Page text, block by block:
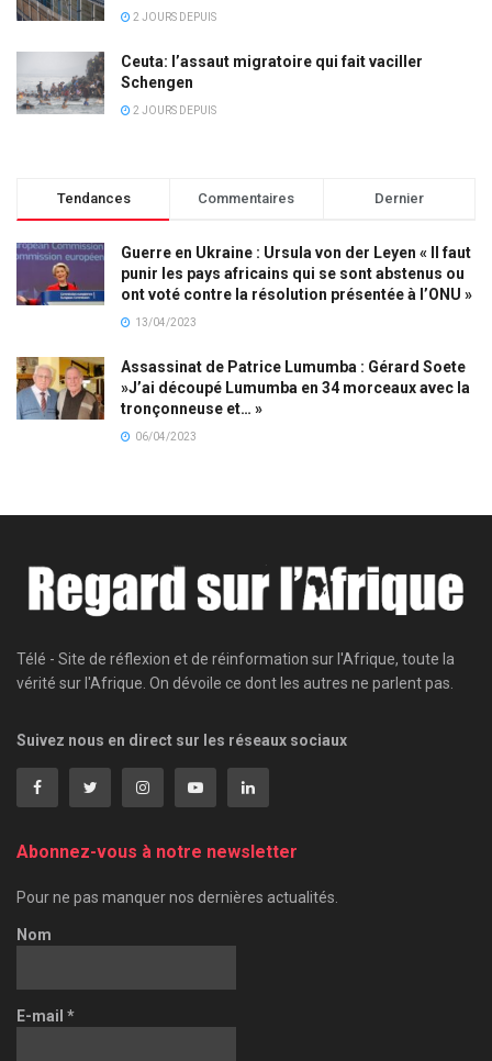
2 JOURS DEPUIS
Ceuta: l’assaut migratoire qui fait vaciller
Schengen
2 JOURS DEPUIS
Tendances Commentaires Dernier
Guerre en Ukraine : Ursula von der Leyen « Il faut
punir les pays africains qui se sont abstenus ou
ont voté contre la résolution présentée à l’ONU »
13/04/2023
Assassinat de Patrice Lumumba : Gérard Soete
»J’ai découpé Lumumba en 34 morceaux avec la
tronçonneuse et… »
06/04/2023
Télé - Site de réflexion et de réinformation sur l'Afrique, toute la
vérité sur l'Afrique. On dévoile ce dont les autres ne parlent pas.
Suivez nous en direct sur les réseaux sociaux
Abonnez-vous à notre newsletter
Pour ne pas manquer nos dernières actualités.
Nom
E-mail *